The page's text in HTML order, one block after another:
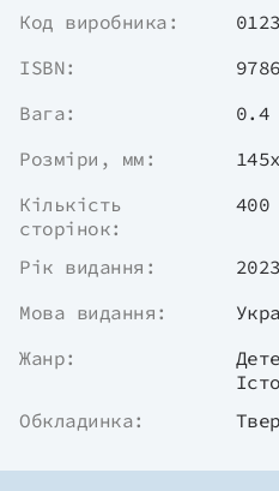
Код виробника:
ISBN:
Вага:
0.4
Розміри, мм:
Кількість
сторінок:
400
Рік видання:
2023
Мова видання:
Жанр:
Обкладинка: